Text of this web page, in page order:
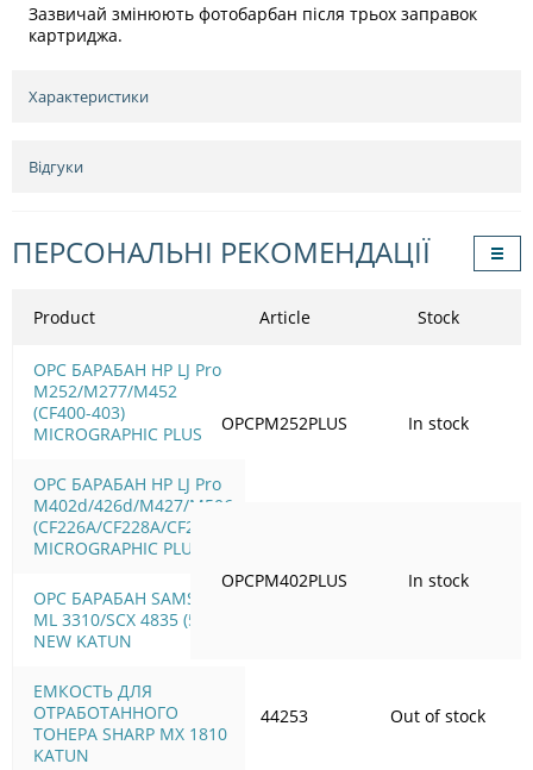
Зазвичай змінюють фотобарбан після трьох заправок
картриджа.
Характеристики
Відгуки
ПЕРСОНАЛЬНІ РЕКОМЕНДАЦІЇ
Product
OPC БАРАБАН HP LJ Pro
M252/M277/M452
(CF400-403)
MICROGRAPHIC PLUS
OPC БАРАБАН HP LJ Pro
M402d/426d/M427/M506
(CF226A/CF228A/CF287A)
MICROGRAPHIC PLUS
OPC БАРАБАН SAMSUNG
ML 3310/SCX 4835 (59T)
NEW KATUN
ЕМКОСТЬ ДЛЯ
ОТРАБОТАННОГО
ТОНЕРА SHARP MX 1810
KATUN
Article Stock
OPCPM252PLUS In stock
OPCPM402PLUS In stock
44253 Out of stock